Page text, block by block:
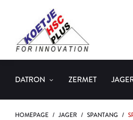
DATRON ZERMET
HOMEPAGE / JAGER / SPANTANG /